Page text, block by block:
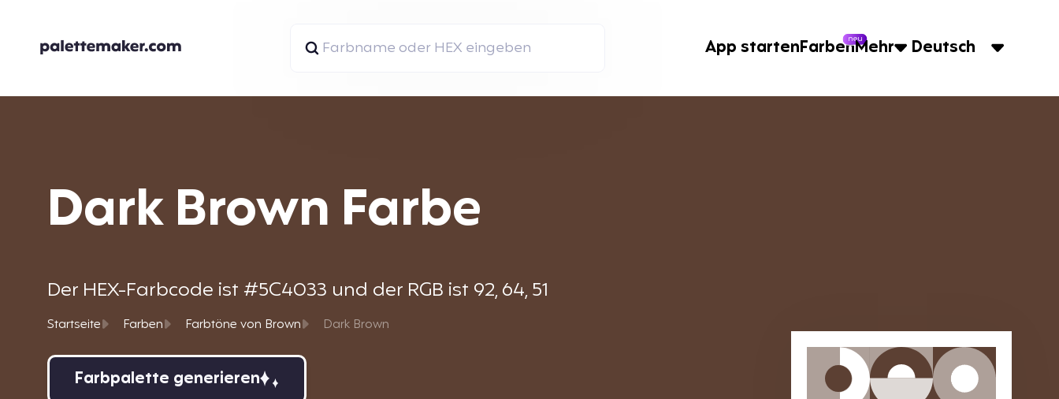
App startenFarbenneuMehr Deutsch
Dark Brown Farbe
Der HEX-Farbcode ist #5C4033 und der RGB ist 92, 64, 51
Startseite Farben Farbtöne von Brown Dark Brown
Farbpalette generieren